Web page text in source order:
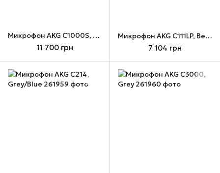
Микрофон AKG C1000S, Silver
11 700 грн
Микрофон AKG C111LP, Beige
7 104 грн